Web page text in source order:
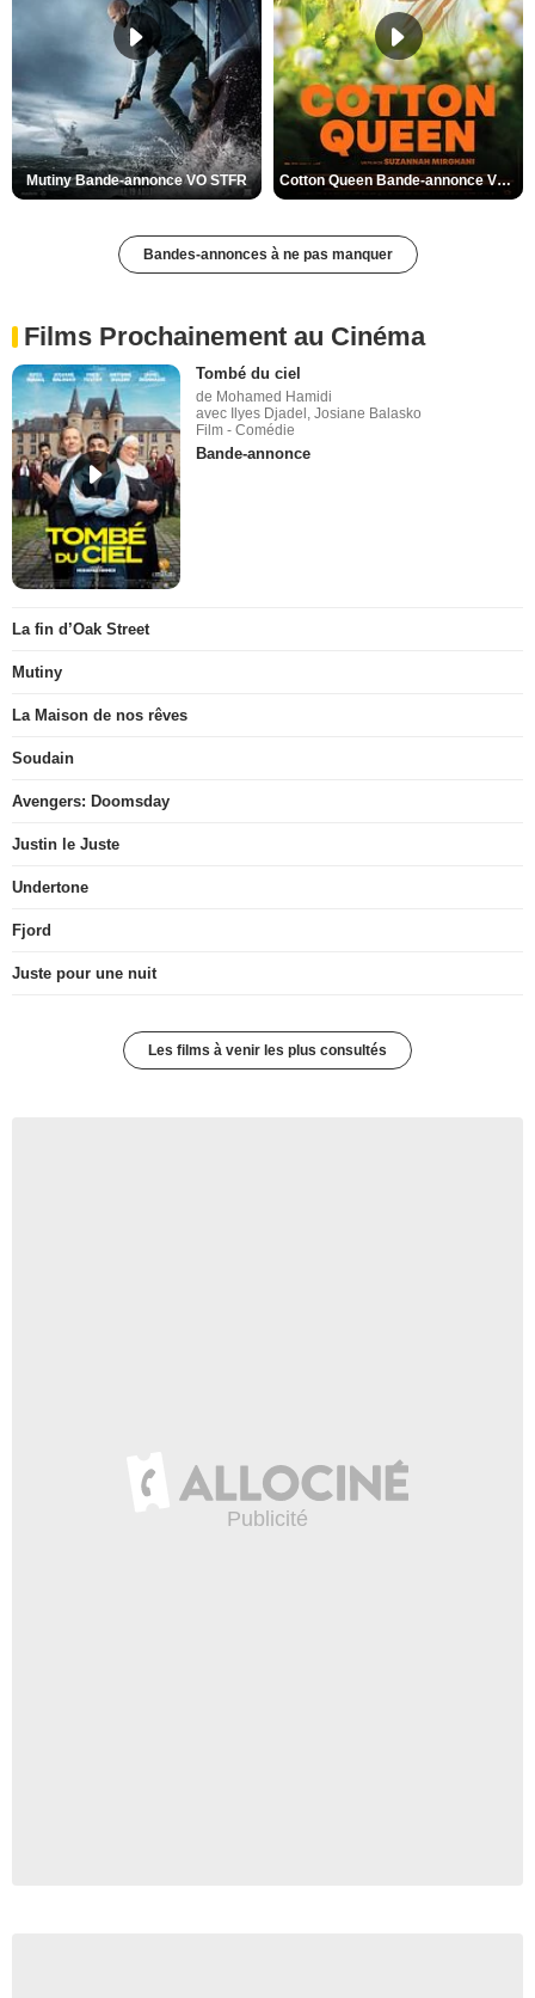
Mutiny Bande-annonce VO STFR Cotton Queen Bande-annonce VO STFR
Bandes-annonces à ne pas manquer
Films Prochainement au Cinéma
Tombé du ciel
de Mohamed Hamidi
avec Ilyes Djadel, Josiane Balasko
Film - Comédie
Bande-annonce
La fin d’Oak Street
Mutiny
La Maison de nos rêves
Soudain
Avengers: Doomsday
Justin le Juste
Undertone
Fjord
Juste pour une nuit
Les films à venir les plus consultés